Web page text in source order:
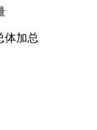
体加总